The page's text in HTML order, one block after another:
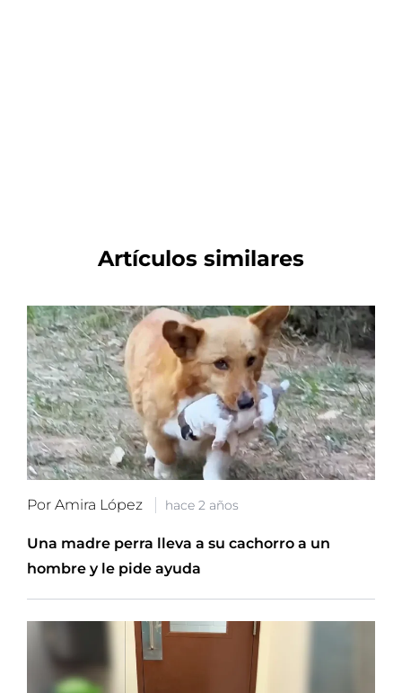
Artículos similares
Por Amira López hace 2 años
Una madre perra lleva a su cachorro a un
hombre y le pide ayuda